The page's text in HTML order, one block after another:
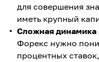
для совершения
иметь крупный
Сложная динамика
Форекс нужно
процентных